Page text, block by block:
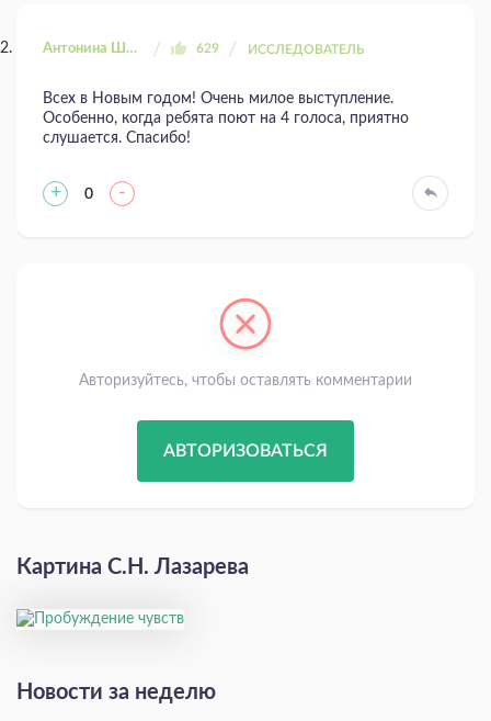
Антонина Шахтаренко 629 ИССЛЕДОВАТЕЛЬ
Всех в Новым годом! Очень милое выступление.
Особенно, когда ребята поют на 4 голоса, приятно
слушается. Спасибо!
+ 0 -
Авторизуйтесь, чтобы оставлять комментарии
АВТОРИЗОВАТЬСЯ
Картина С.Н. Лазарева
Новости за неделю